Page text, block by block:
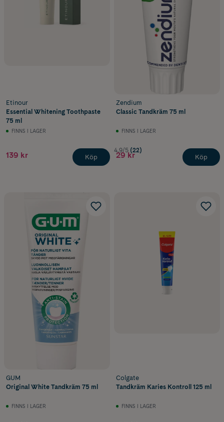
Etinour
Essential Whitening Toothpaste
75 ml
FINNS I LAGER
139 kr Köp
Zendium
Classic Tandkräm 75 ml
FINNS I LAGER
4.9/5 (22)
29 kr Köp
GUM
Original White Tandkräm 75 ml
FINNS I LAGER
Colgate
Tandkräm Karies Kontroll 125 ml
FINNS I LAGER